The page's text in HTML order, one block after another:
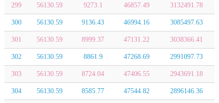
299 56130.59 9273.1 46857.49 3132491.78
300 56130.59 9136.43 46994.16 3085497.63
301 56130.59 8999.37 47131.22 3038366.41
302 56130.59 8861.9 47268.69 2991097.73
303 56130.59 8724.04 47406.55 2943691.18
304 56130.59 8585.77 47544.82 2896146.36